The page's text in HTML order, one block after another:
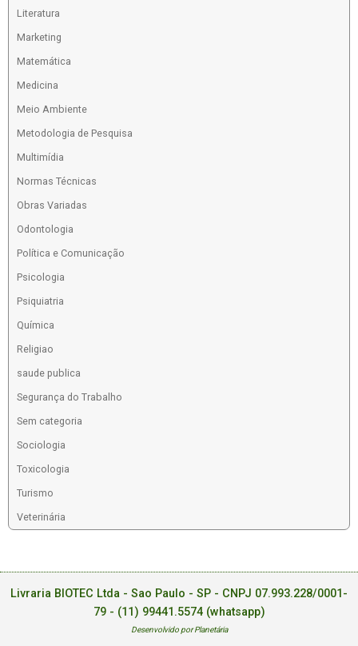
Literatura
Marketing
Matemática
Medicina
Meio Ambiente
Metodologia de Pesquisa
Multimídia
Normas Técnicas
Obras Variadas
Odontologia
Política e Comunicação
Psicologia
Psiquiatria
Química
Religiao
saude publica
Segurança do Trabalho
Sem categoria
Sociologia
Toxicologia
Turismo
Veterinária
Livraria BIOTEC Ltda - Sao Paulo - SP - CNPJ 07.993.228/0001-
79 - (11) 99441.5574 (whatsapp)
Desenvolvido por Planetária